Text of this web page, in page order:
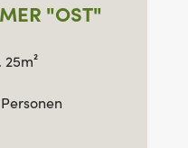
"OST"
25m²